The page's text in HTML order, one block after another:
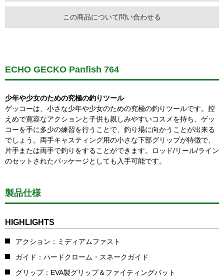
この商品について問い合わせる
ECHO GECKO Panfish 764
少年や少女のための究極の釣りツール
ゲッコーは、小さな少年や少女のための究極の釣りツールです。控
えめで寛容なアクションと子供も親しみやすいコスメを持ち、ゲッ
コーを手に多少の練習を行うことで、釣り場に向かうことが出来る
でしょう。両手キャスティング用の小さな下部グリップが特徴で、
片手または両手で釣りをすることができます。ロッド/リール/ライン
のセットされたパッケージとしても入手可能です。
製品仕様
HIGHLIGHTS
アクション：ミディアムファスト
ガイド：ハードクローム・スネークガイド
グリップ：EVA製グリップ＆ファイティングバット